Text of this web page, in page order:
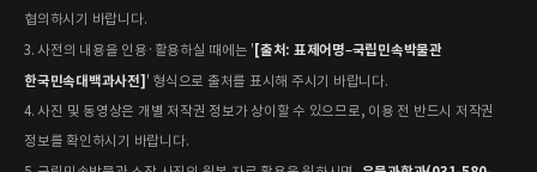
협의하시기 바랍니다.
3. 사전의 내용을 인용·활용하실 때에는 ' [출처: 표제어명–국립민속박물관
한국민속대백과사전] ' 형식으로 출처를 표시해 주시기 바랍니다.
4. 사진 및 동영상은 개별 저작권 정보가 상이할 수 있으므로, 이용 전 반드시 저작권
정보를 확인하시기 바랍니다.